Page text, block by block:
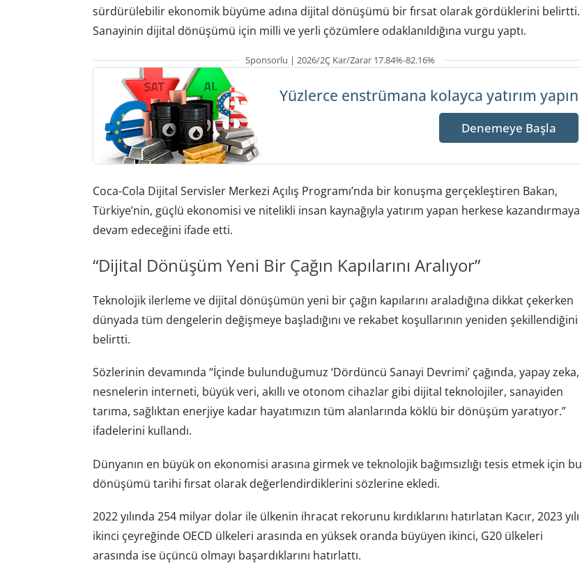
sürdürülebilir ekonomik büyüme adına dijital dönüşümü bir fırsat olarak gördüklerini belirtti.
Sanayinin dijital dönüşümü için milli ve yerli çözümlere odaklanıldığına vurgu yaptı.
Sponsorlu | 2026/2Ç Kar/Zarar 17.84%-82.16%
Yüzlerce enstrümana kolayca yatırım yapın
Denemeye Başla
Coca-Cola Dijital Servisler Merkezi Açılış Programı’nda bir konuşma gerçekleştiren Bakan,
Türkiye’nin, güçlü ekonomisi ve nitelikli insan kaynağıyla yatırım yapan herkese kazandırmaya
devam edeceğini ifade etti.
“Dijital Dönüşüm Yeni Bir Çağın Kapılarını Aralıyor”
Teknolojik ilerleme ve dijital dönüşümün yeni bir çağın kapılarını araladığına dikkat çekerken
dünyada tüm dengelerin değişmeye başladığını ve rekabet koşullarının yeniden şekillendiğini
belirtti.
Sözlerinin devamında “İçinde bulunduğumuz ‘Dördüncü Sanayi Devrimi’ çağında, yapay zeka,
nesnelerin interneti, büyük veri, akıllı ve otonom cihazlar gibi dijital teknolojiler, sanayiden
tarıma, sağlıktan enerjiye kadar hayatımızın tüm alanlarında köklü bir dönüşüm yaratıyor.”
ifadelerini kullandı.
Dünyanın en büyük on ekonomisi arasına girmek ve teknolojik bağımsızlığı tesis etmek için bu
dönüşümü tarihi fırsat olarak değerlendirdiklerini sözlerine ekledi.
2022 yılında 254 milyar dolar ile ülkenin ihracat rekorunu kırdıklarını hatırlatan Kacır, 2023 yılı
ikinci çeyreğinde OECD ülkeleri arasında en yüksek oranda büyüyen ikinci, G20 ülkeleri
arasında ise üçüncü olmayı başardıklarını hatırlattı.